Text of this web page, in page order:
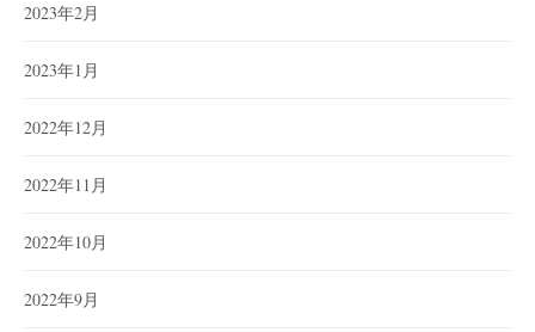
2023年2月
2023年1月
2022年12月
2022年11月
2022年10月
2022年9月